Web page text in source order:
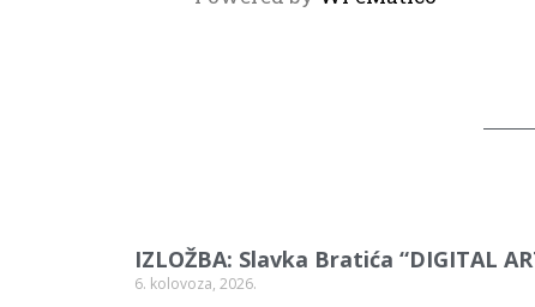
IZLOŽBA: Slavka Bratića “DIGITAL
6. kolovoza, 2026.